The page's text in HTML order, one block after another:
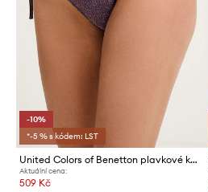
-10%
*-5 % s kódem: LST
United Colors of Benetton plavkové kalhotky dámské
Aktuální cena:
509 Kč